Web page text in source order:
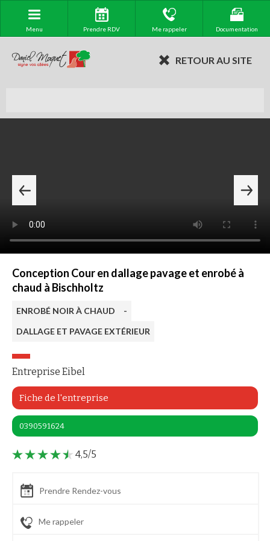
Menu Prendre RDV Me rappeler Documentation
RETOUR AU SITE
Conception Cour en dallage pavage et enrobé à
chaud à Bischholtz
ENROBÉ NOIR À CHAUD
-
DALLAGE ET PAVAGE EXTÉRIEUR
Entreprise Eibel
Fiche de l'entreprise
0390591624
4,5/5
Prendre Rendez-vous
Me rappeler